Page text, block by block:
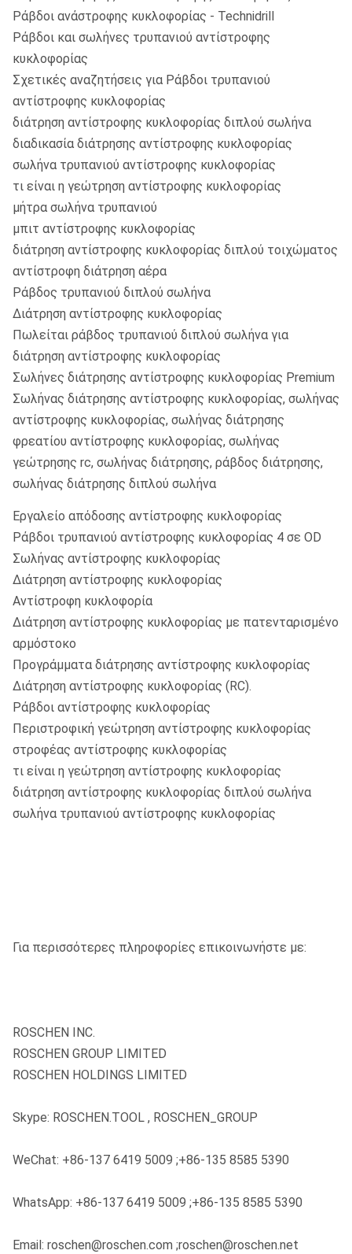
Ράβδοι ανάστροφης κυκλοφορίας - Technidrill
Ράβδοι και σωλήνες τρυπανιού αντίστροφης
κυκλοφορίας
Σχετικές αναζητήσεις για Ράβδοι τρυπανιού
αντίστροφης κυκλοφορίας
διάτρηση αντίστροφης κυκλοφορίας διπλού σωλήνα
διαδικασία διάτρησης αντίστροφης κυκλοφορίας
σωλήνα τρυπανιού αντίστροφης κυκλοφορίας
τι είναι η γεώτρηση αντίστροφης κυκλοφορίας
μήτρα σωλήνα τρυπανιού
μπιτ αντίστροφης κυκλοφορίας
διάτρηση αντίστροφης κυκλοφορίας διπλού τοιχώματος
αντίστροφη διάτρηση αέρα
Ράβδος τρυπανιού διπλού σωλήνα
Διάτρηση αντίστροφης κυκλοφορίας
Πωλείται ράβδος τρυπανιού διπλού σωλήνα για
διάτρηση αντίστροφης κυκλοφορίας
Σωλήνες διάτρησης αντίστροφης κυκλοφορίας Premium
Σωλήνας διάτρησης αντίστροφης κυκλοφορίας, σωλήνας
αντίστροφης κυκλοφορίας, σωλήνας διάτρησης
φρεατίου αντίστροφης κυκλοφορίας, σωλήνας
γεώτρησης rc, σωλήνας διάτρησης, ράβδος διάτρησης,
σωλήνας διάτρησης διπλού σωλήνα
Εργαλείο απόδοσης αντίστροφης κυκλοφορίας
Ράβδοι τρυπανιού αντίστροφης κυκλοφορίας 4 σε OD
Σωλήνας αντίστροφης κυκλοφορίας
Διάτρηση αντίστροφης κυκλοφορίας
Αντίστροφη κυκλοφορία
Διάτρηση αντίστροφης κυκλοφορίας με πατενταρισμένο
αρμόστοκο
Προγράμματα διάτρησης αντίστροφης κυκλοφορίας
Διάτρηση αντίστροφης κυκλοφορίας (RC).
Ράβδοι αντίστροφης κυκλοφορίας
Περιστροφική γεώτρηση αντίστροφης κυκλοφορίας
στροφέας αντίστροφης κυκλοφορίας
τι είναι η γεώτρηση αντίστροφης κυκλοφορίας
διάτρηση αντίστροφης κυκλοφορίας διπλού σωλήνα
σωλήνα τρυπανιού αντίστροφης κυκλοφορίας
Για περισσότερες πληροφορίες επικοινωνήστε με:
ROSCHEN INC.
ROSCHEN GROUP LIMITED
ROSCHEN HOLDINGS LIMITED
Skype: ROSCHEN.TOOL , ROSCHEN_GROUP
WeChat: +86-137 6419 5009 ;+86-135 8585 5390
WhatsApp: +86-137 6419 5009 ;+86-135 8585 5390
Email: roschen@roschen.com ;roschen@roschen.net